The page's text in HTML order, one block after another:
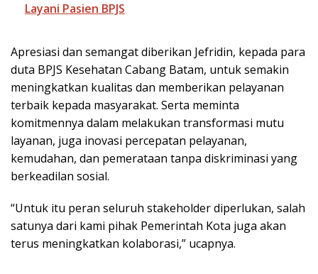
Layani Pasien BPJS
Apresiasi dan semangat diberikan Jefridin, kepada para
duta BPJS Kesehatan Cabang Batam, untuk semakin
meningkatkan kualitas dan memberikan pelayanan
terbaik kepada masyarakat. Serta meminta
komitmennya dalam melakukan transformasi mutu
layanan, juga inovasi percepatan pelayanan,
kemudahan, dan pemerataan tanpa diskriminasi yang
berkeadilan sosial.
“Untuk itu peran seluruh stakeholder diperlukan, salah
satunya dari kami pihak Pemerintah Kota juga akan
terus meningkatkan kolaborasi,” ucapnya.